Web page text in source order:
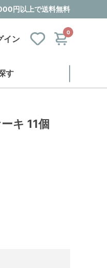
円以上で送料無料
イン
0
す
キ 11個